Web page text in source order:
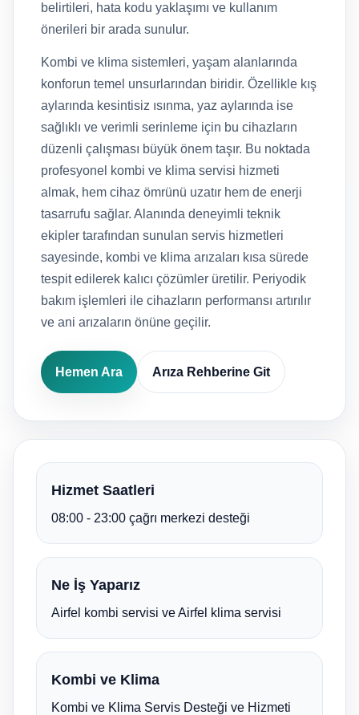
belirtileri, hata kodu yaklaşımı ve kullanım
önerileri bir arada sunulur.
Kombi ve klima sistemleri, yaşam alanlarında
konforun temel unsurlarından biridir. Özellikle kış
aylarında kesintisiz ısınma, yaz aylarında ise
sağlıklı ve verimli serinleme için bu cihazların
düzenli çalışması büyük önem taşır. Bu noktada
profesyonel kombi ve klima servisi hizmeti
almak, hem cihaz ömrünü uzatır hem de enerji
tasarrufu sağlar. Alanında deneyimli teknik
ekipler tarafından sunulan servis hizmetleri
sayesinde, kombi ve klima arızaları kısa sürede
tespit edilerek kalıcı çözümler üretilir. Periyodik
bakım işlemleri ile cihazların performansı artırılır
ve ani arızaların önüne geçilir.
Hemen Ara Arıza Rehberine Git
Hizmet Saatleri
08:00 - 23:00 çağrı merkezi desteği
Ne İş Yaparız
Airfel kombi servisi ve Airfel klima servisi
Kombi ve Klima
Kombi ve Klima Servis Desteği ve Hizmeti